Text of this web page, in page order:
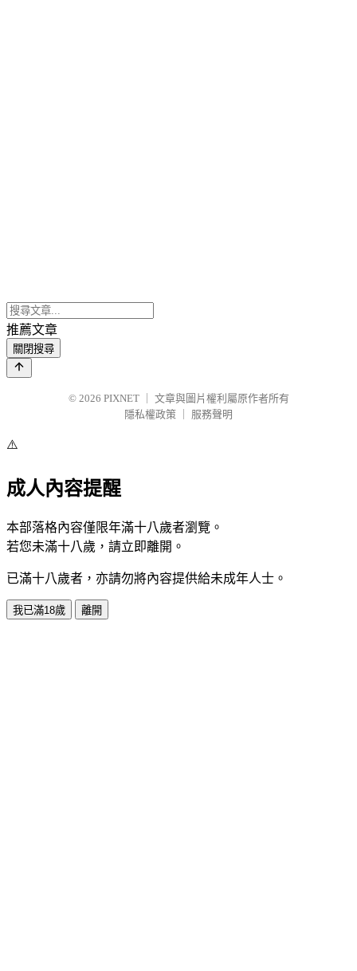
推薦文章
關閉搜尋
© 2026 PIXNET
文章與圖片權利屬原作者所有
隱私權政策
服務聲明
⚠️
成人內容提醒
本部落格內容僅限年滿十八歲者瀏覽。
若您未滿十八歲，請立即離開。
已滿十八歲者，亦請勿將內容提供給未成年人士。
我已滿18歲 離開